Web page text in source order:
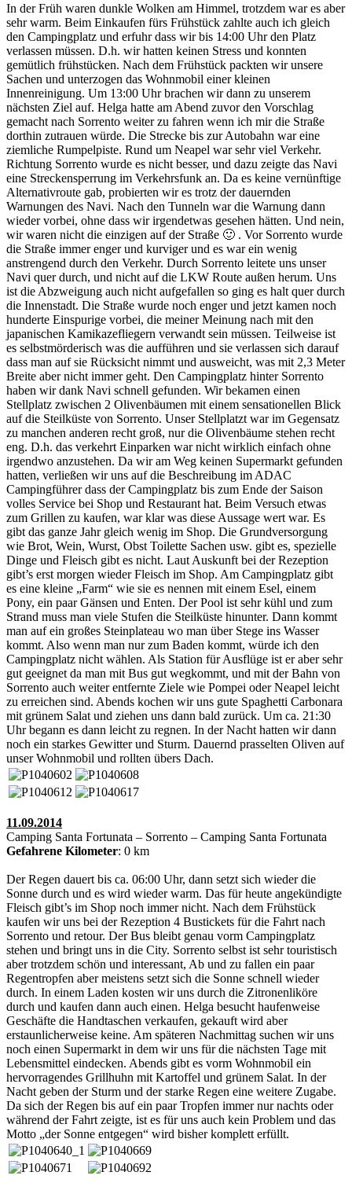
In der Früh waren dunkle Wolken am Himmel, trotzdem war es aber
sehr warm. Beim Einkaufen fürs Frühstück zahlte auch ich gleich
den Campingplatz und erfuhr dass wir bis 14:00 Uhr den Platz
verlassen müssen. D.h. wir hatten keinen Stress und konnten
gemütlich frühstücken. Nach dem Frühstück packten wir unsere
Sachen und unterzogen das Wohnmobil einer kleinen
Innenreinigung. Um 13:00 Uhr brachen wir dann zu unserem
nächsten Ziel auf. Helga hatte am Abend zuvor den Vorschlag
gemacht nach Sorrento weiter zu fahren wenn ich mir die Straße
dorthin zutrauen würde. Die Strecke bis zur Autobahn war eine
ziemliche Rumpelpiste. Rund um Neapel war sehr viel Verkehr.
Richtung Sorrento wurde es nicht besser, und dazu zeigte das Navi
eine Streckensperrung im Verkehrsfunk an. Da es keine vernünftige
Alternativroute gab, probierten wir es trotz der dauernden
Warnungen des Navi. Nach den Tunneln war die Warnung dann
wieder vorbei, ohne dass wir irgendetwas gesehen hätten. Und nein,
wir waren nicht die einzigen auf der Straße 🙂 . Vor Sorrento wurde
die Straße immer enger und kurviger und es war ein wenig
anstrengend durch den Verkehr. Durch Sorrento leitete uns unser
Navi quer durch, und nicht auf die LKW Route außen herum. Uns
ist die Abzweigung auch nicht aufgefallen so ging es halt quer durch
die Innenstadt. Die Straße wurde noch enger und jetzt kamen noch
hunderte Einspurige vorbei, die meiner Meinung nach mit den
japanischen Kamikazefliegern verwandt sein müssen. Teilweise ist
es selbstmörderisch was die aufführen und sie verlassen sich darauf
dass man auf sie Rücksicht nimmt und ausweicht, was mit 2,3 Meter
Breite aber nicht immer geht. Den Campingplatz hinter Sorrento
haben wir dank Navi schnell gefunden. Wir bekamen einen
Stellplatz zwischen 2 Olivenbäumen mit einem sensationellen Blick
auf die Steilküste von Sorrento. Unser Stellplatzt war im Gegensatz
zu manchen anderen recht groß, nur die Olivenbäume stehen recht
eng. D.h. das verkehrt Einparken war nicht wirklich einfach ohne
irgendwo anzustehen. Da wir am Weg keinen Supermarkt gefunden
hatten, verließen wir uns auf die Beschreibung im ADAC
Campingführer dass der Campingplatz bis zum Ende der Saison
volles Service bei Shop und Restaurant hat. Beim Versuch etwas
zum Grillen zu kaufen, war klar was diese Aussage wert war. Es
gibt das ganze Jahr gleich wenig im Shop. Die Grundversorgung
wie Brot, Wein, Wurst, Obst Toilette Sachen usw. gibt es, spezielle
Dinge und Fleisch gibt es nicht. Laut Auskunft bei der Rezeption
gibt’s erst morgen wieder Fleisch im Shop. Am Campingplatz gibt
es eine kleine „Farm“ wie sie es nennen mit einem Esel, einem
Pony, ein paar Gänsen und Enten. Der Pool ist sehr kühl und zum
Strand muss man viele Stufen die Steilküste hinunter. Dann kommt
man auf ein großes Steinplateau wo man über Stege ins Wasser
kommt. Also wenn man nur zum Baden kommt, würde ich den
Campingplatz nicht wählen. Als Station für Ausflüge ist er aber sehr
gut geeignet da man mit Bus gut wegkommt, und mit der Bahn von
Sorrento auch weiter entfernte Ziele wie Pompei oder Neapel leicht
zu erreichen sind. Abends kochen wir uns gute Spaghetti Carbonara
mit grünem Salat und ziehen uns dann bald zurück. Um ca. 21:30
Uhr begann es dann leicht zu regnen. In der Nacht hatten wir dann
noch ein starkes Gewitter und Sturm. Dauernd prasselten Oliven auf
unser Wohnmobil und rollten übers Dach.
11.09.2014
Camping Santa Fortunata – Sorrento – Camping Santa Fortunata
Gefahrene Kilometer: 0 km
Der Regen dauert bis ca. 06:00 Uhr, dann setzt sich wieder die
Sonne durch und es wird wieder warm. Das für heute angekündigte
Fleisch gibt’s im Shop noch immer nicht. Nach dem Frühstück
kaufen wir uns bei der Rezeption 4 Bustickets für die Fahrt nach
Sorrento und retour. Der Bus bleibt genau vorm Campingplatz
stehen und bringt uns in die City. Sorrento selbst ist sehr touristisch
aber trotzdem schön und interessant, Ab und zu fallen ein paar
Regentropfen aber meistens setzt sich die Sonne schnell wieder
durch. In einem Laden kosten wir uns durch die Zitronenliköre
durch und kaufen dann auch einen. Helga besucht haufenweise
Geschäfte die Handtaschen verkaufen, gekauft wird aber
erstaunlicherweise keine. Am späteren Nachmittag suchen wir uns
noch einen Supermarkt in dem wir uns für die nächsten Tage mit
Lebensmittel eindecken. Abends gibt es vorm Wohnmobil ein
hervorragendes Grillhuhn mit Kartoffel und grünem Salat. In der
Nacht geben der Sturm und der starke Regen eine weitere Zugabe.
Da sich der Regen bis auf ein paar Tropfen immer nur nachts oder
während der Fahrt zeigte, ist es für uns auch kein Problem und das
Motto „der Sonne entgegen“ wird bisher komplett erfüllt.